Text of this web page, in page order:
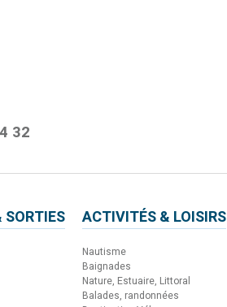
32
ACTIVITÉS & LOISIRS
Nautisme
Baignades
Nature, Estuaire, Littoral
Balades, randonnées